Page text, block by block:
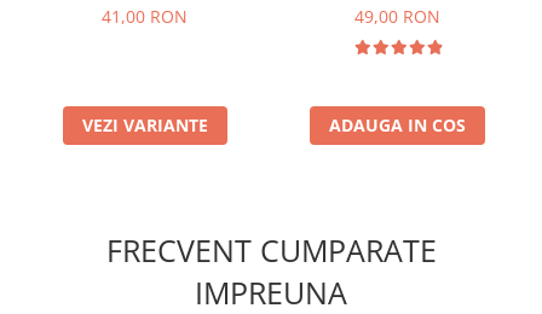
41,00 RON
VEZI VARIANTE
49,00 RON
ADAUGA IN COS
FRECVENT CUMPARATE
IMPREUNA